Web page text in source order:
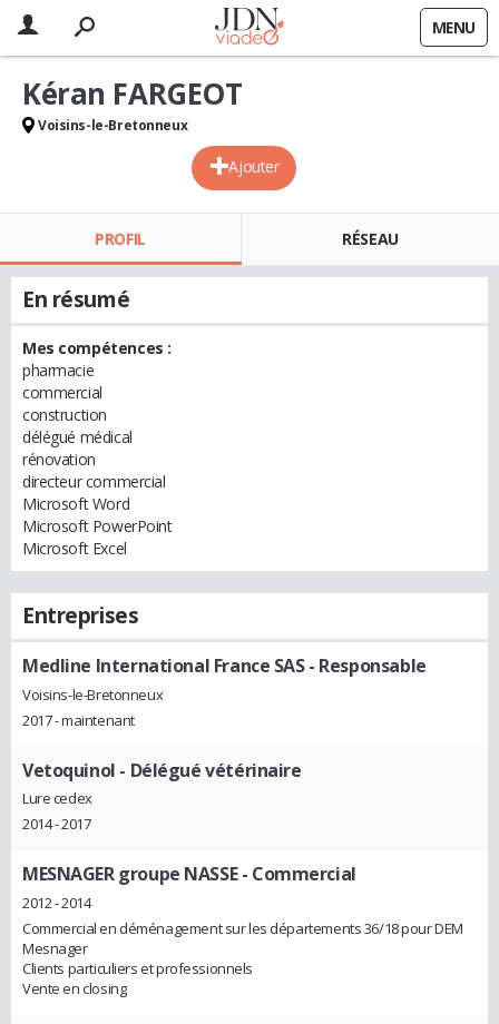
MENU
Ajouter
Kéran FARGEOT
Voisins-le-Bretonneux
PROFIL RÉSEAU
En résumé
Mes compétences :
pharmacie
commercial
construction
délégué médical
rénovation
directeur commercial
Microsoft Word
Microsoft PowerPoint
Microsoft Excel
Entreprises
Medline International France SAS- Responsable
Voisins-le-Bretonneux
2017 - maintenant
Vetoquinol - Délégué vétérinaire
Lure cedex
2014 - 2017
MESNAGER groupe NASSE- Commercial
2012 - 2014
Commercial en déménagement sur les départements 36/18 pour DEM
Mesnager
Clients particuliers et professionnels
Vente en closing